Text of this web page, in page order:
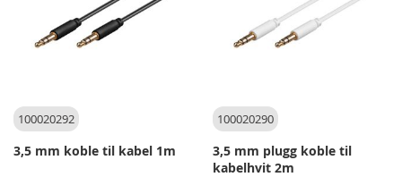
100020292
3,5 mm koble til kabel 1m
100020290
3,5 mm plugg koble til
kabelhvit 2m